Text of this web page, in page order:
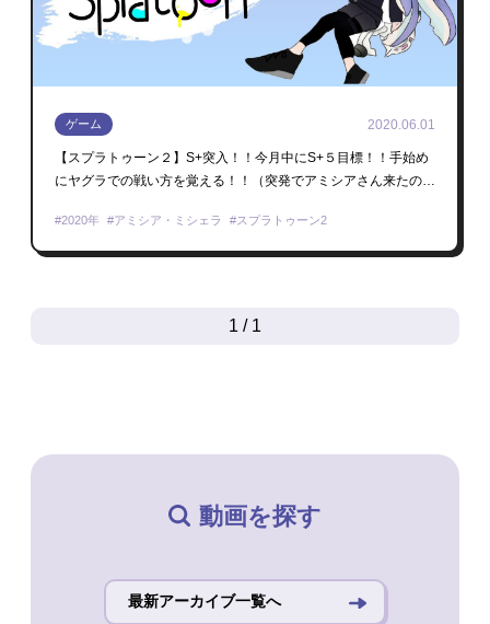
ゲーム 2020.06.01
【スプラトゥーン２】S+突入！！今月中にS+５目標！！手始め
にヤグラでの戦い方を覚える！！（突発でアミシアさん来たのは
2020年 アミシア・ミシェラ スプラトゥーン2
1 / 1
動画を探す
最新アーカイブ一覧へ